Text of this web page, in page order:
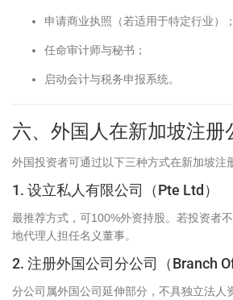
申请商业执照（若适用于特定行业）；
任命审计师与秘书；
启动会计与税务申报系统。
六、外国人在新加坡注册
外国投资者可通过以下三种方式在新加坡注
1. 设立私人有限公司（Pte Ltd）
最推荐方式，可100%外资持股。若投资者
地代理人担任名义董事。
2. 注册外国公司分公司（Branch
分公司属外国公司延伸部分，不具独立法人